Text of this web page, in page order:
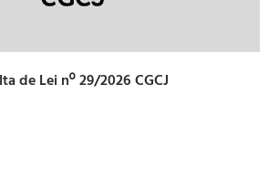
de Lei nº 29/2026 CGCJ